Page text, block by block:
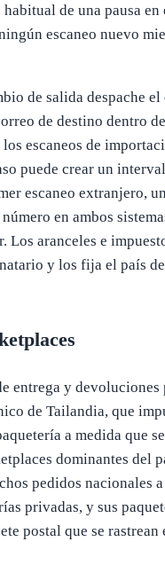
de una pausa en
escaneo nuevo
de salida despache
de destino dentro
escaneos de
puede crear un
escaneo extranjero,
en ambos
aranceles e
y los fija el país
entrega y devoluciones
de Tailandia, que
a medida que
dominantes del
pedidos nacionales
privadas, y sus
postal que se rastrean